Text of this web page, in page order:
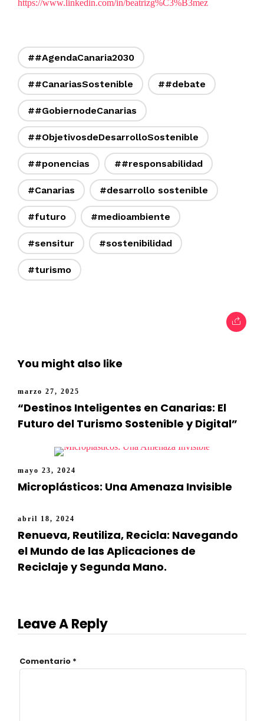
https://www.linkedin.com/in/beatrizg%C3%B3mez
##AgendaCanaria2030
##CanariasSostenible ##debate
##GobiernodeCanarias
##ObjetivosdeDesarrolloSostenible
##ponencias ##responsabilidad
#Canarias #desarrollo sostenible
#futuro #medioambiente
#sensitur #sostenibilidad
#turismo
You might also like
marzo 27, 2025
“Destinos Inteligentes en Canarias: El
Futuro del Turismo Sostenible y Digital”
mayo 23, 2024
Microplásticos: Una Amenaza Invisible
abril 18, 2024
Renueva, Reutiliza, Recicla: Navegando
el Mundo de las Aplicaciones de
Reciclaje y Segunda Mano.
Leave A Reply
Comentario *